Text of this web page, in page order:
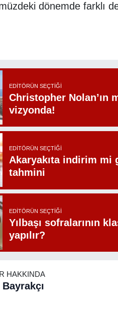
dönemde farklı
EDITÖRÜN SEÇTIĞI
Christopher Nolan’ın
vizyonda!
EDITÖRÜN SEÇTIĞI
Akaryakıta indirim mi
tahmini
EDITÖRÜN SEÇTIĞI
Yılbaşı sofralarının
yapılır?
HAKKINDA